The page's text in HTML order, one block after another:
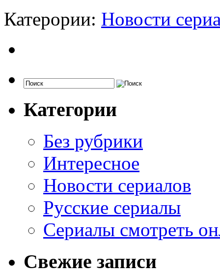
Катерории: Новости
Категории
Без рубрики
Интересное
Новости сериалов
Русские сериалы
Сериалы смотреть
Свежие записи